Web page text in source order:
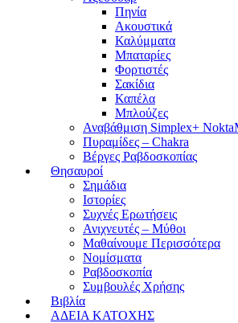
Πηνία
Ακουστικά
Καλύμματα
Μπαταρίες
Φορτιστές
Σακίδια
Καπέλα
Μπλούζες
Αναβάθμιση Simplex+
Πυραμίδες – Chakra
Βέργες Ραβδοσκοπίας
Θησαυροί
Σημάδια
Ιστορίες
Συχνές Ερωτήσεις
Ανιχνευτές – Μύθοι
Μαθαίνουμε Περισσότερα
Νομίσματα
Ραβδοσκοπία
Συμβουλές Χρήσης
Βιβλία
ΑΔΕΙΑ ΚΑΤΟΧΗΣ